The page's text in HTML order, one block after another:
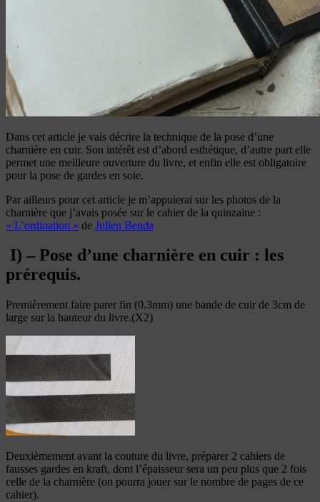
Dans cet article je vais décrire la technique de la pose d’une
charnière en cuir. Son intérêt est d’abord esthétique, d’autre part elle
permet une meilleure ouverture du livre, et enfin elle est obligatoire
pour la pose de gardes en soie.
Par ailleurs pour cet article je m’appuierai sur les photos de la
charnière que j’avais posée sur le cahier de la quinzaine :
« L’ordination » de Julien Benda
I) – Pose d’une charnière en cuir : les
prérequis.
Premièrement faire parer fin (0.3mm) une bande de cuir de 3cm de
large sur la hauteur du livre.(X2)
Deuxièmement avant la couture du livre, préparer 2 cahiers de
fausses gardes en kraft, dont l’épaisseur sera un peu plus que 2 fois
celle de la charnière (on pourra jouer sur le nombre de pages de ce
cahier).